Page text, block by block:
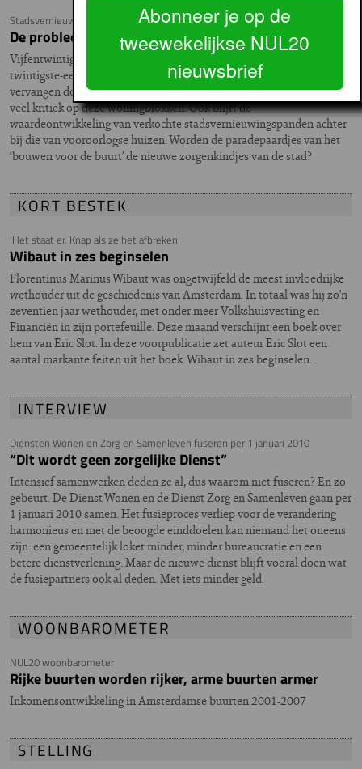
Stadsvernieuwingsbuurten uit de jaren tachtig
De probleemwijken van morgen?
Vijfentwintig jaar geleden werden in de negentiende- en vroeg
twintigste-eeuwse gordel duizenden particuliere huurhuizen
vervangen door betaalbare corporatiewoningen. Tegenwoordig is er
veel kritiek op deze woningblokken. Ook blijft de
waardeontwikkeling van verkochte stadsvernieuwingspanden achter
bij die van vooroorlogse huizen. Worden de paradepaardjes van het
‘bouwen voor de buurt’ de nieuwe zorgenkindjes van de stad?
KORT BESTEK
‘Het staat er. Knap als ze het afbreken’
Wibaut in zes beginselen
Florentinus Marinus Wibaut was ongetwijfeld de meest invloedrijke
wethouder uit de geschiedenis van Amsterdam. In totaal was hij zo’n
zeventien jaar wethouder, met onder meer Volkshuisvesting en
Financiën in zijn portefeuille. Deze maand verschijnt een boek over
hem van Eric Slot. In deze voorpublicatie zet auteur Eric Slot een
aantal markante feiten uit het boek: Wibaut in zes beginselen.
INTERVIEW
Diensten Wonen en Zorg en Samenleven fuseren per 1 januari 2010
“Dit wordt geen zorgelijke Dienst”
Intensief samenwerken deden ze al, dus waarom niet fuseren? En zo
gebeurt. De Dienst Wonen en de Dienst Zorg en Samenleven gaan per
1 januari 2010 samen. Het fusieproces verliep voor de verandering
harmonieus en met de beoogde einddoelen kan niemand het oneens
zijn: een gemeentelijk loket minder, minder bureaucratie en een
betere dienstverlening. Maar de nieuwe dienst blijft vooral doen wat
de fusiepartners ook al deden. Met iets minder geld.
WOONBAROMETER
NUL20 woonbarometer
Rijke buurten worden rijker, arme buurten armer
Inkomensontwikkeling in Amsterdamse buurten 2001-2007
STELLING
Abonneer je op de
tweewekelijkse NUL20
nieuwsbrief